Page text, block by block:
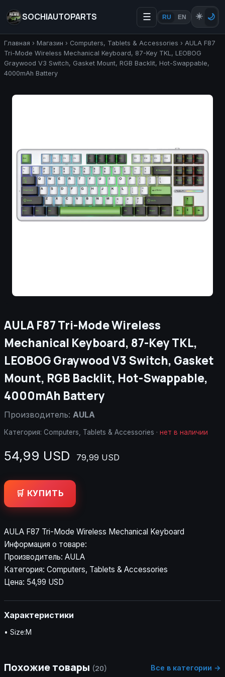
SOCHIAUTOPARTS ☰ RU EN ☀️ 🌙
Главная › Магазин › Computers, Tablets & Accessories › AULA F87
Tri-Mode Wireless Mechanical Keyboard, 87-Key TKL, LEOBOG
Graywood V3 Switch, Gasket Mount, RGB Backlit, Hot-Swappable,
4000mAh Battery
AULA F87 Tri-Mode Wireless
Mechanical Keyboard, 87-Key TKL,
LEOBOG Graywood V3 Switch, Gasket
Mount, RGB Backlit, Hot-Swappable,
4000mAh Battery
Производитель: AULA
Категория: Computers, Tablets & Accessories · нет в наличии
54,99 USD 79,99 USD
🛒 КУПИТЬ
AULA F87 Tri-Mode Wireless Mechanical Keyboard
Информация о товаре:
Производитель: AULA
Категория: Computers, Tablets & Accessories
Цена: 54,99 USD
Характеристики
• Size:M
Похожие товары (20) Все в категории →